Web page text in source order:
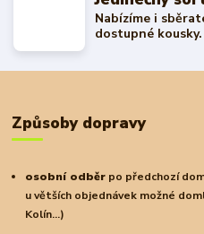
Nabízíme i
dostupné kousky.
Způsoby dopravy
osobní odběr po předchozí
u větších objednávek možné
Kolín...)